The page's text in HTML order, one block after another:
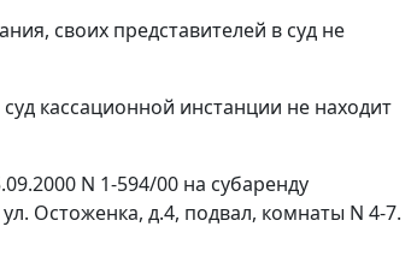
своих представителей в суд не
кассационной инстанции не находит
N 1-594/00 на субаренду
Остоженка, д.4, подвал, комнаты N 4-7.